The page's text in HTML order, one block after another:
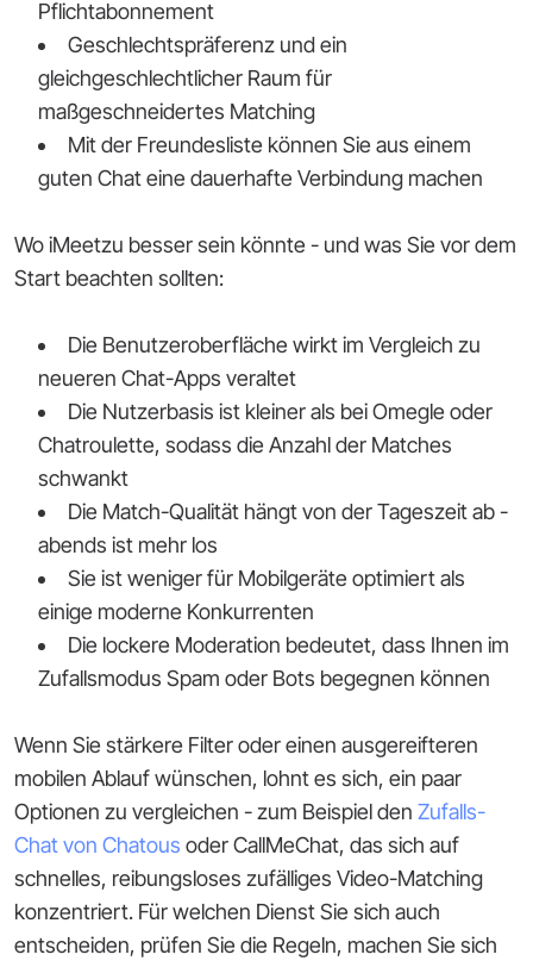
Pflichtabonnement
Geschlechtspräferenz und ein
gleichgeschlechtlicher Raum für
maßgeschneidertes Matching
Mit der Freundesliste können Sie aus einem
guten Chat eine dauerhafte Verbindung machen
Wo iMeetzu besser sein könnte - und was Sie vor dem
Start beachten sollten:
Die Benutzeroberfläche wirkt im Vergleich zu
neueren Chat-Apps veraltet
Die Nutzerbasis ist kleiner als bei Omegle oder
Chatroulette, sodass die Anzahl der Matches
schwankt
Die Match-Qualität hängt von der Tageszeit ab -
abends ist mehr los
Sie ist weniger für Mobilgeräte optimiert als
einige moderne Konkurrenten
Die lockere Moderation bedeutet, dass Ihnen im
Zufallsmodus Spam oder Bots begegnen können
Wenn Sie stärkere Filter oder einen ausgereifteren
mobilen Ablauf wünschen, lohnt es sich, ein paar
Optionen zu vergleichen - zum Beispiel den Zufalls-
Chat von Chatous oder CallMeChat, das sich auf
schnelles, reibungsloses zufälliges Video-Matching
konzentriert. Für welchen Dienst Sie sich auch
entscheiden, prüfen Sie die Regeln, machen Sie sich